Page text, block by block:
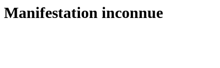
Manifestation inconnue